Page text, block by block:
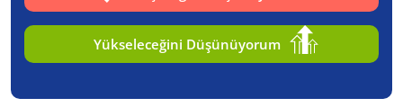
Yükseleceğini Düşünüyorum